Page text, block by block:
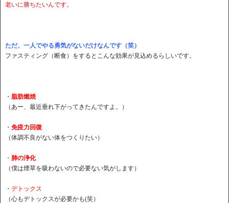
老いに勝ちたいんです。
ただ、一人でやる勇気がないだけなんです（笑）
ファスティング（断食）をするとこんな効果が見込めるらしいです。
・ 脂肪燃焼
（あー、最近垂れ下がってきたんですよ。）
・ 免疫力回復
（体調不良がない体をつくりたい）
・ 肺の浄化
（僕は煙草を吸わないので必要ない気がします）
・ デトックス
（心もデトックスが必要かも(笑）